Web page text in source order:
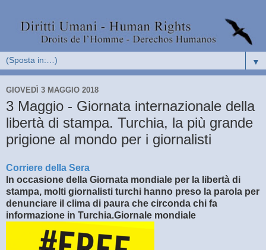
▼
GIOVEDÌ 3 MAGGIO 2018
3 Maggio - Giornata internazionale della
libertà di stampa. Turchia, la più grande
prigione al mondo per i giornalisti
Corriere della Sera
In occasione della Giornata mondiale per la libertà di
stampa, molti giornalisti turchi hanno preso la parola per
denunciare il clima di paura che circonda chi fa
informazione in Turchia.Giornale mondiale